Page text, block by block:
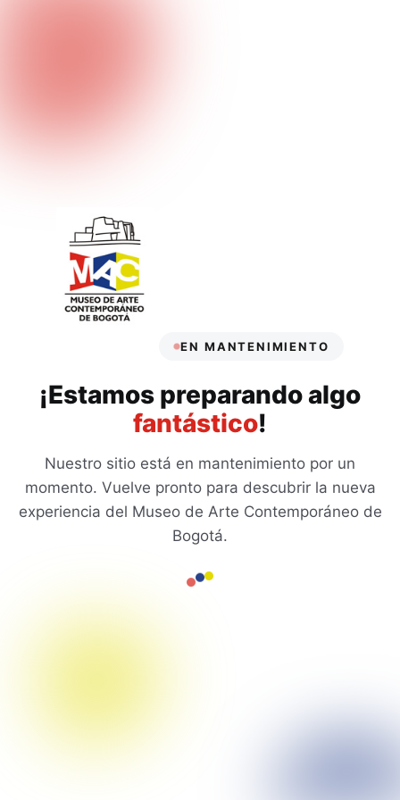
EN MANTENIMIENTO
¡Estamos preparando algo
fantástico!
Nuestro sitio está en mantenimiento por un
momento. Vuelve pronto para descubrir la nueva
experiencia del Museo de Arte Contemporáneo de
Bogotá.